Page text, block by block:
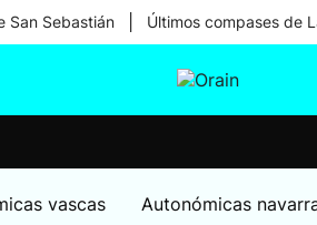
San Sebastián Últimos compases de
vascas Autonómicas